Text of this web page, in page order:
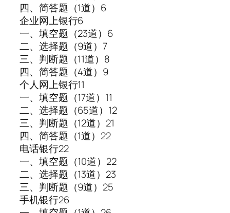
四、简答题（1道）6
企业网上银行6
一、填空题（23道）6
二、选择题（9道）7
三、判断题（11道）8
四、简答题（4道）9
个人网上银行11
一、填空题（17道）11
二、选择题（65道）12
三、判断题（12道）21
四、简答题（1道）22
电话银行22
一、填空题（10道）22
二、选择题（13道）23
三、判断题（9道）25
手机银行26